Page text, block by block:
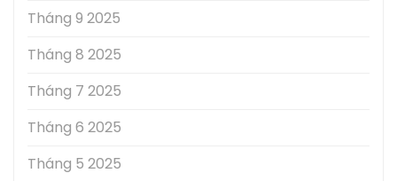
Tháng 9 2025
Tháng 8 2025
Tháng 7 2025
Tháng 6 2025
Tháng 5 2025